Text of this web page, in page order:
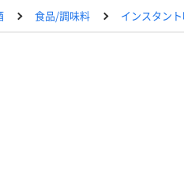
食品/調味料 インスタン